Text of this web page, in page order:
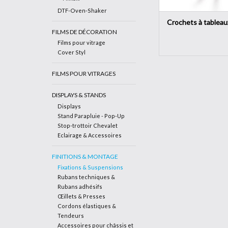
DTF-Oven-Shaker
FILMS DE DÉCORATION
Films pour vitrage
Cover Styl
FILMS POUR VITRAGES
DISPLAYS & STANDS
Displays
Stand Parapluie - Pop-Up
Stop-trottoir Chevalet
Eclairage & Accessoires
FINITIONS & MONTAGE
Fixations & Suspensions
Rubans techniques &
Rubans adhésifs
Œillets & Presses
Cordons élastiques &
Tendeurs
Accessoires pour châssis et
Crochets à